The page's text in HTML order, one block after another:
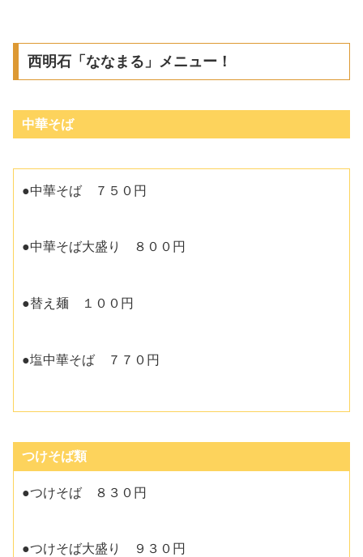
西明石「ななまる」メニュー！
中華そば
●中華そば ７５０円
●中華そば大盛り ８００円
●替え麺 １００円
●塩中華そば ７７０円
つけそば類
●つけそば ８３０円
●つけそば大盛り ９３０円